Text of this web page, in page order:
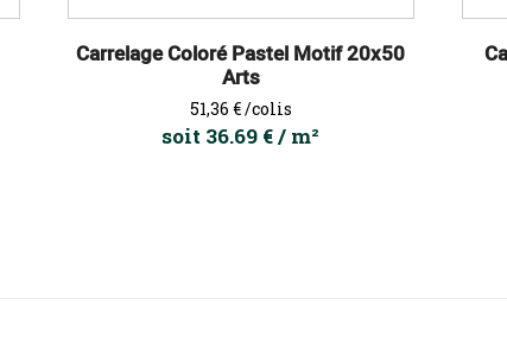
Carrelage Coloré Pastel Motif 20x50
Arts
Prix
51,36 €/colis
soit 36.69 € / m²